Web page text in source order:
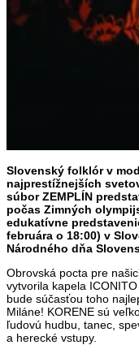
Slovenský folklór v
najprestížnejších
súbor ZEMPLÍN
počas Zimných
edukatívne
februára o 18:00) v
Národného dňa
Obrovská pocta pre
vytvorila kapela
bude súčasťou toho
Miláne! KORENE sú
ľudovú hudbu, tanec,
a herecké vstupy.